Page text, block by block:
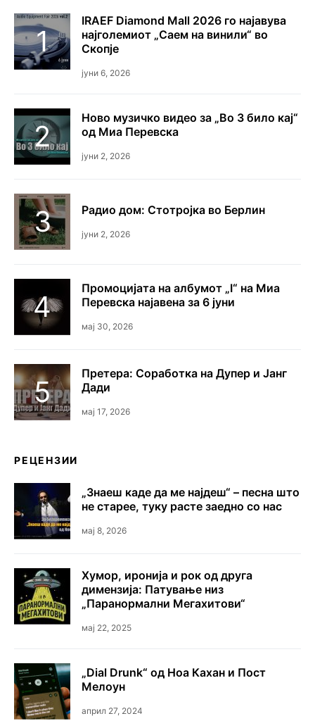
IRAEF Diamond Mall 2026 го најавува
најголемиот „Саем на винили“ во
Скопје
јуни 6, 2026
Ново музичко видео за „Во 3 било кај“
од Миа Перевска
јуни 2, 2026
Радио дом: Стотројка во Берлин
јуни 2, 2026
Промоцијата на албумот „I“ на Миа
Перевска најавена за 6 јуни
мај 30, 2026
Претера: Соработка на Дупер и Јанг
Дади
мај 17, 2026
РЕЦЕНЗИИ
„Знаеш каде да ме најдеш“ – песна што
не старее, туку расте заедно со нас
мај 8, 2026
Хумор, иронија и рок од друга
димензија: Патување низ
„Паранормални Мегахитови“
мај 22, 2025
„Dial Drunk“ од Ноа Кахан и Пост
Мелоун
април 27, 2024